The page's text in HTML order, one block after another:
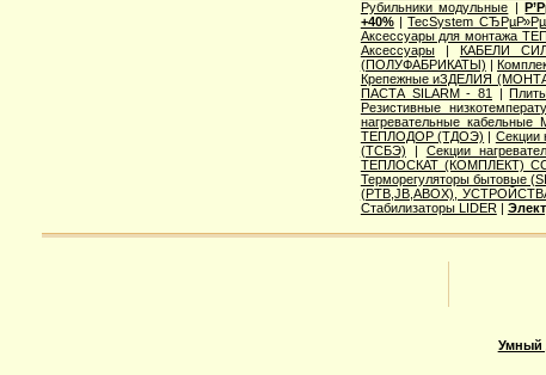
Рубильники модульные |
+40%|TecSystem
Аксессуары для монтажа
Аксессуары| КАБЕЛИ
(ПОЛУФАБРИКАТЫ) |
Крепежные иЗДЕЛИЯ
ПАСТА SILARM - 81
|
Резистивные
нагревательные кабельные
ТЕПЛОДОР (ТДОЭ) |
(ТСБЭ) | Секции
ТЕПЛОСКАТ (КОМПЛЕКТ)
Терморегуляторы бытовые
(РТВ,JB,ABOX),
Стабилизаторы LIDER|
Умный